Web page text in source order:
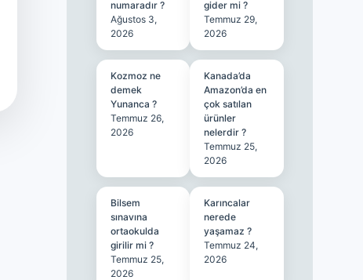
numaradır ?
Ağustos 3,
2026
gider mi ?
Temmuz 29,
2026
Kozmoz ne
demek
Yunanca ?
Temmuz 26,
2026
Kanada’da
Amazon’da en
çok satılan
ürünler
nelerdir ?
Temmuz 25,
2026
Bilsem
sınavına
ortaokulda
girilir mi ?
Temmuz 25,
2026
Karıncalar
nerede
yaşamaz ?
Temmuz 24,
2026